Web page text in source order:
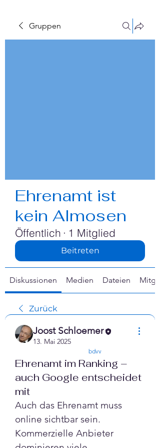
Gruppen
Ehrenamt ist
kein Almosen
Öffentlich · 1 Mitglied
Beitreten
Diskussionen Medien Dateien
Zurück
Joost Schloemer
13. Mai 2025
bdvv
Ehrenamt im Ranking –
auch Google entscheidet
mit
Auch das Ehrenamt muss
online sichtbar sein.
Kommerzielle Anbieter